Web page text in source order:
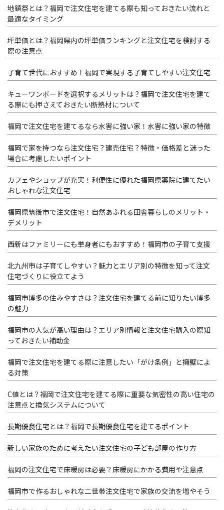
地鎮祭とは？福岡で注文住宅を建てる際も知っておきたい流れと
最適なタイミング
坪単価とは？福岡県内の坪単価ランキングと注文住宅を検討する
際の注意点
子育て世代におすすめ！福岡で実現する子育てしやすい注文住宅
キューワンボードを選択するメリットは？福岡で注文住宅を建て
る際にも押さえておきたい断熱材について
福岡で注文住宅を建てるなら水害に強い家！水害に強い家の特徴
福岡で家を持つなら注文住宅？建売住宅？特徴・価格差と迷った
場合に考慮したいポイント
カフェやショップが充実！利便性に優れた福岡県薬院に建てたい
おしゃれな注文住宅
福岡県筑後市で注文住宅！自然あふれる田舎暮らしのメリット・
デメリット
西新はファミリーにも単身者にもおすすめ！福岡市の子育て支援
北九州市は子育てしやすい？魅力とエリア別の特徴を知って注文
住宅づくりに役立てよう
福岡市博多の住みやすさは？注文住宅を建てる前に知りたい博多
の魅力
福岡市の人気が高い理由は？エリア別情報と注文住宅購入の際知
っておきたい補助金
福岡で注文住宅を建てる際に注意したい「がけ条例」と擁壁によ
る対策
C値とは？福岡で注文住宅を建てる際に重要な気密性の高い住宅の
注意点と換気システムについて
長期優良住宅とは？福岡で長期優良住宅を建てるポイント
新しい家族のために考えたい注文住宅の子ども部屋の作り方
福岡の注文住宅で床暖房は必要？床暖房にかかる費用や注意点
福岡市で作るおしゃれな二世帯注文住宅で家族の交流を増やそう